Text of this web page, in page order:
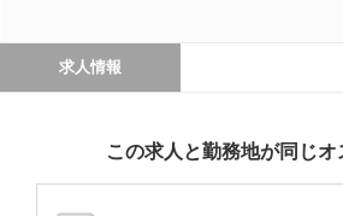
求人情報
この求人と勤務地が同じオ